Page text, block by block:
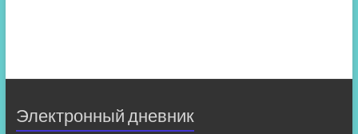
Электронный дневник